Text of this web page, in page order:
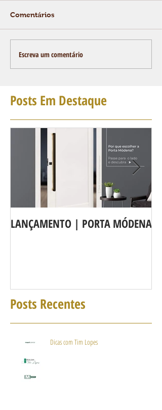
Comentários
Escreva um comentário
Posts Em Destaque
LANÇAMENTO | PORTA MÓDENA
Posts Recentes
Dicas com Tim Lopes